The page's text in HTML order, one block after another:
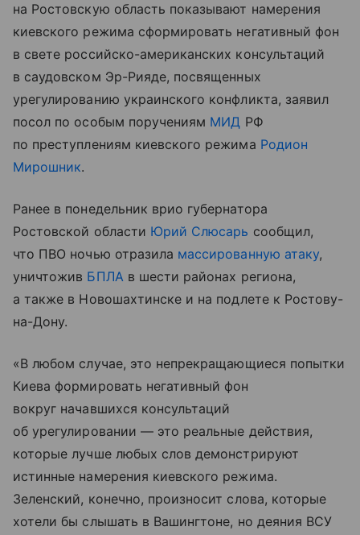
на Ростовскую область показывают намерения
киевского режима сформировать негативный фон
в свете российско-американских консультаций
в саудовском Эр-Рияде, посвященных
урегулированию украинского конфликта, заявил
посол по особым поручениям МИД РФ
по преступлениям киевского режима Родион
Мирошник.
Ранее в понедельник врио губернатора
Ростовской области Юрий Слюсарь сообщил,
что ПВО ночью отразила массированную атаку,
уничтожив БПЛАв шести районах региона,
а также в Новошахтинске и на подлете к Ростову-
на-Дону.
«В любом случае, это непрекращающиеся попытки
Киева формировать негативный фон
вокруг начавшихся консультаций
об урегулировании — это реальные действия,
которые лучше любых слов демонстрируют
истинные намерения киевского режима.
Зеленский, конечно, произносит слова, которые
хотели бы слышать в Вашингтоне, но деяния ВСУ